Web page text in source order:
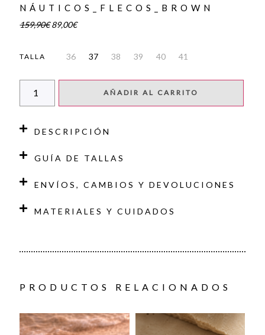
NÁUTICOS_FLECOS_BROWN
159,90€ 89,00€
TALLA 36 37 38 39 40 41
AÑADIR AL CARRITO
DESCRIPCIÓN
GUÍA DE TALLAS
ENVÍOS, CAMBIOS Y DEVOLUCIONES
MATERIALES Y CUIDADOS
PRODUCTOS RELACIONADOS